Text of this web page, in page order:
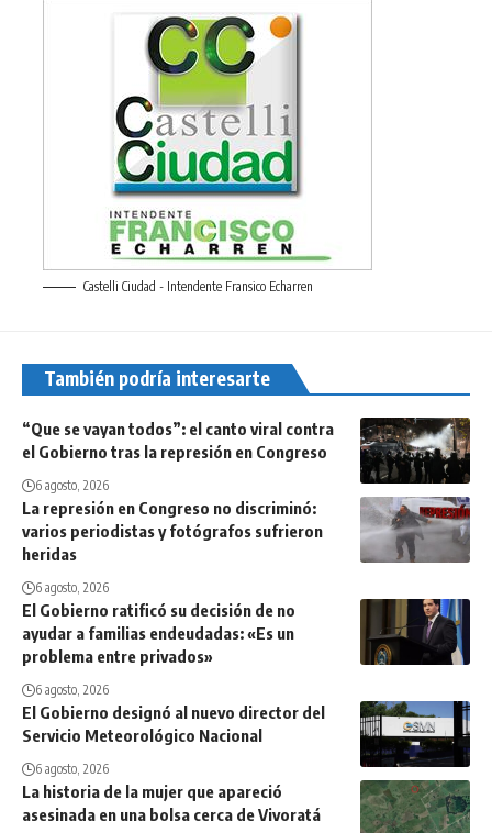
Castelli Ciudad - Intendente Fransico Echarren
También podría interesarte
“Que se vayan todos”: el canto viral contra
el Gobierno tras la represión en Congreso
6 agosto, 2026
La represión en Congreso no discriminó:
varios periodistas y fotógrafos sufrieron
heridas
6 agosto, 2026
El Gobierno ratificó su decisión de no
ayudar a familias endeudadas: «Es un
problema entre privados»
6 agosto, 2026
El Gobierno designó al nuevo director del
Servicio Meteorológico Nacional
6 agosto, 2026
La historia de la mujer que apareció
asesinada en una bolsa cerca de Vivoratá